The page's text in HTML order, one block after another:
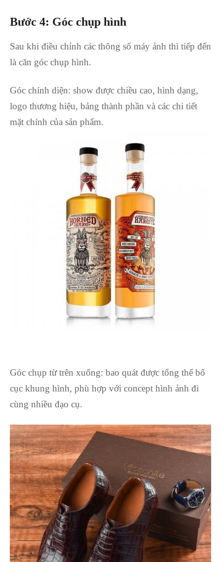
Bước 4: Góc chụp hình
Sau khi điều chỉnh các thông số máy ảnh thì tiếp đến
là căn góc chụp hình.
Góc chính diện: show được chiều cao, hình dạng,
logo thương hiệu, bảng thành phần và các chi tiết
mặt chính của sản phẩm.
Góc chụp từ trên xuống: bao quát được tổng thể bố
cục khung hình, phù hợp với concept hình ảnh đi
cùng nhiều đạo cụ.